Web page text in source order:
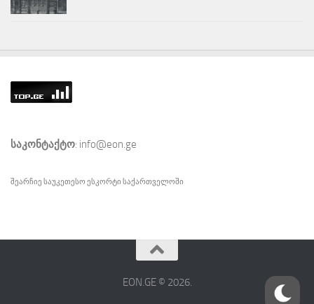
საკონტაქტო: info@eon.ge
შეარჩიე საუკეთესო ესკორტი საქართველოში
EON.GE © 2026.